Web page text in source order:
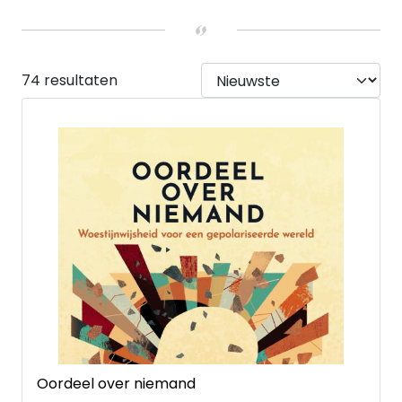
Ja (3)
Hardback
Paperback (57)
74 resultaten
Oordeel over niemand